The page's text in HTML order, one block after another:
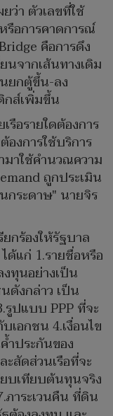
ว่า ตัวเลขที่ใช้
รือการคาดการณ์
คือการดึง
นจากเส้นทางเดิม
ยกตู้ขึ้น-ลง
กส์เพิ่มขึ้น
รือรายใดต้องการ
งการใช้บริการ
าใช้คำนวณความ
ถูกประเมิน
กระดาษ" นายจิร
กร้องให้รัฐบาล
ด้แก่ 1.รายชื่อหรือ
ทุนอย่างเป็น
ดังกล่าว เป็น
ปแบบ PPP ที่จะ
เอกชน 4.เงื่อนไข
ำประกันของ
สัดส่วนเรือที่จะ
บเทียบต้นทุนจริง
ภาระเวนคืน ที่ดิน